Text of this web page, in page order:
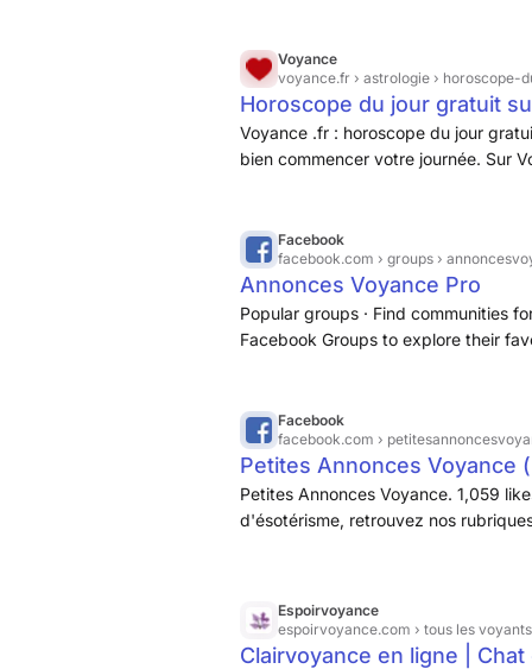
Voyance
voyance.fr › astrologie › horoscope-
Horoscope du jour gratuit
Voyance .fr : horoscope du jour
bien commencer votre journée. Sur
Facebook
facebook.com › groups ›
Annonces Voyance Pro
Popular groups · Find communities
Facebook Groups to explore their
Facebook
facebook.com ›
Petites Annonces Voyance
Petites Annonces Voyance. 1,059
d'ésotérisme, retrouvez nos
Espoirvoyance
espoirvoyance.com › tous les voyants
Clairvoyance en ligne |